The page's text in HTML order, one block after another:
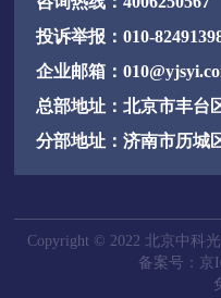
投诉举报：010-
企业邮箱：
总部地址：北京市丰台
分部地址：济南市历城
Copyright © 2022 北京中科
备案号：京